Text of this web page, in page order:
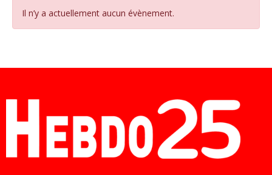
Il n’y a actuellement aucun évènement.